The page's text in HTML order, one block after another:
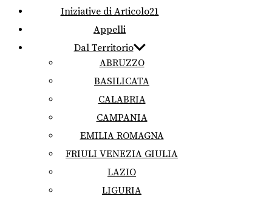
Iniziative di Articolo21
Appelli
Dal Territorio
ABRUZZO
BASILICATA
CALABRIA
CAMPANIA
EMILIA ROMAGNA
FRIULI VENEZIA GIULIA
LAZIO
LIGURIA